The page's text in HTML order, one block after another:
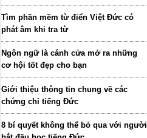
Tìm phần mềm từ điển Việt Đức có
phát âm khi tra từ
Ngôn ngữ là cánh cửa mở ra những
cơ hội tốt đẹp cho bạn
Giới thiệu thông tin chung về các
chứng chỉ tiếng Đức
8 bí quyết không thể bỏ qua với người